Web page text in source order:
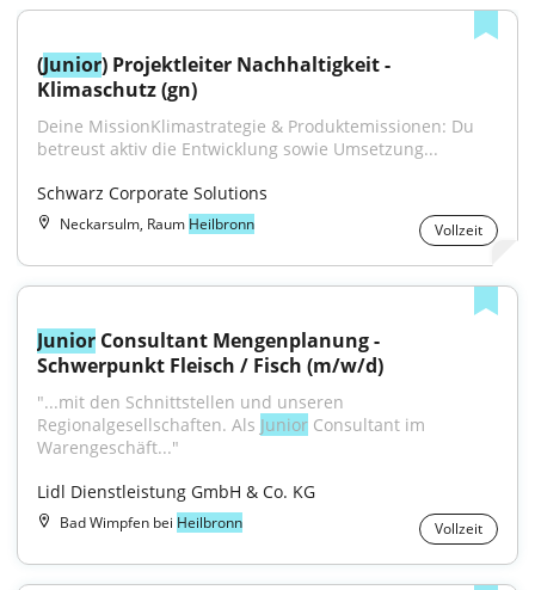
(Junior) Projektleiter Nachhaltigkeit -
Klimaschutz (gn)
Deine MissionKlimastrategie & Produktemissionen: Du
betreust aktiv die Entwicklung sowie Umsetzung...
Schwarz Corporate Solutions
Neckarsulm, Raum Heilbronn Vollzeit
Junior Consultant Mengenplanung -
Schwerpunkt Fleisch / Fisch (m/w/d)
"...mit den Schnittstellen und unseren
Regionalgesellschaften. Als Junior Consultant im
Warengeschäft..."
Lidl Dienstleistung GmbH & Co. KG
Bad Wimpfen bei Heilbronn Vollzeit